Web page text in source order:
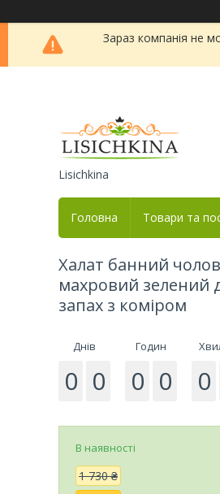
Зараз компанія не
Lisichkina
Головна Товари та
Халат банний
махровий зелений
запах з коміром
Днів
0 0
Годин
0 0 0
В наявності
1 730 ₴